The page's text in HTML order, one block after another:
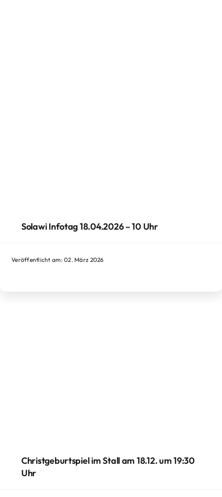
Solawi Infotag 18.04.2026 – 10 Uhr
Veröffentlicht am: 02. März 2026
Christgeburtspiel im Stall am 18.12. um 19:30
Uhr